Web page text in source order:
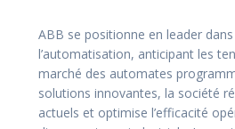
ABB se positionne en leader
l’automatisation, anticipant les
marché des automates
solutions innovantes, la société
actuels et optimise l’efficacité